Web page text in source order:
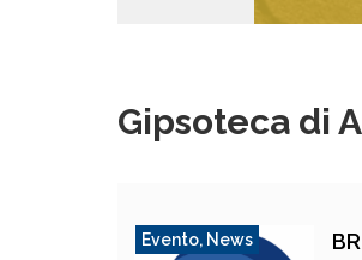
Gipsoteca di
Evento, News